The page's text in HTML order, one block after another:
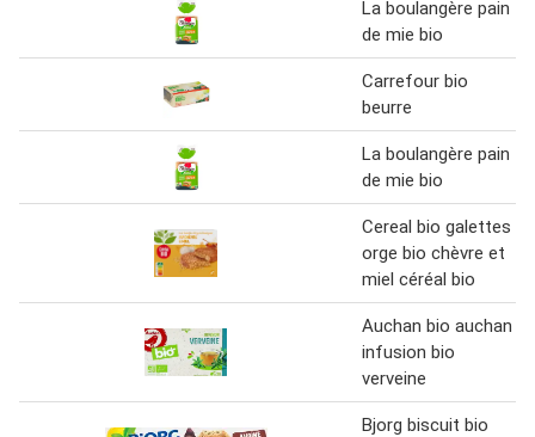
La boulangère pain
de mie bio
Carrefour bio
beurre
La boulangère pain
de mie bio
Cereal bio galettes
orge bio chèvre et
miel céréal bio
Auchan bio auchan
infusion bio
verveine
Bjorg biscuit bio